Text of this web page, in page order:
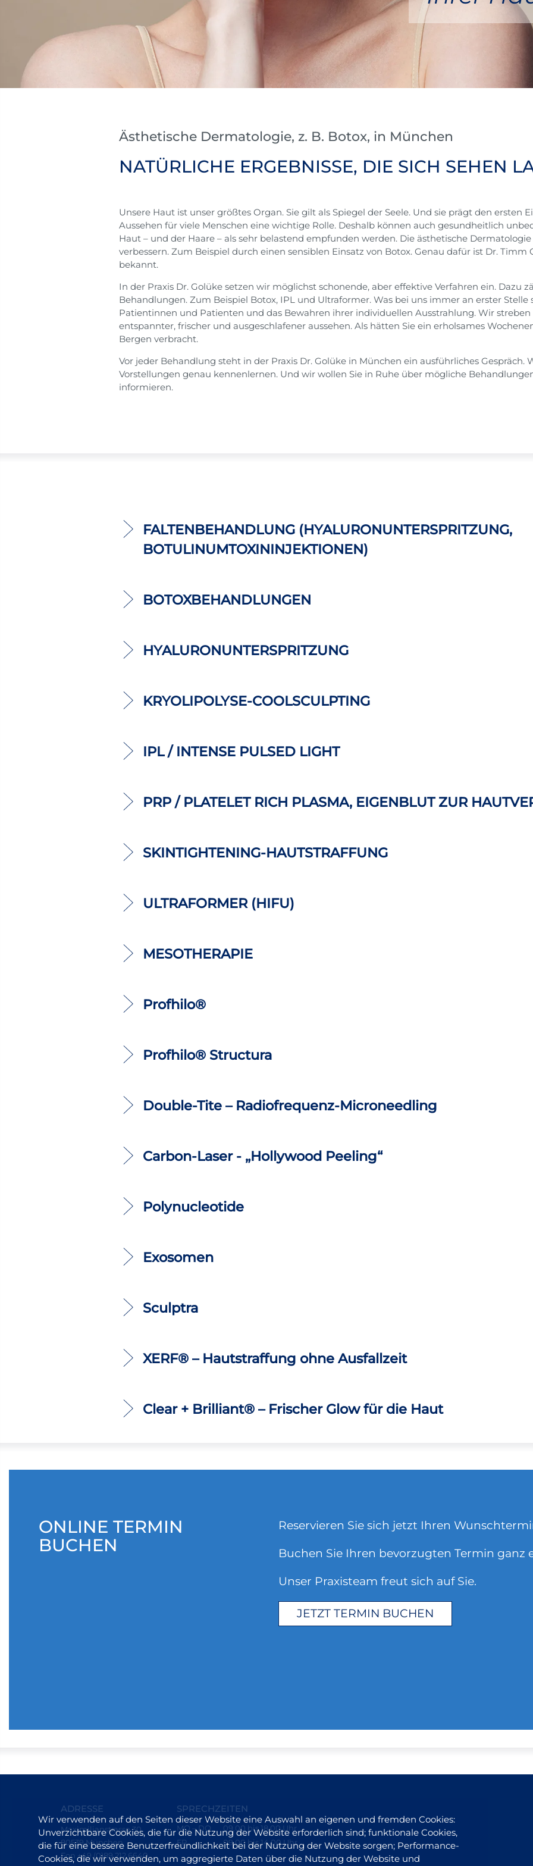
Ästhetische Dermatologie, z. B. Botox, in München
NATÜRLICHE ERGEBNISSE, DIE SICH SEHEN
Unsere Haut ist unser größtes Organ. Sie gilt als Spiegel der Seele. Und sie prägt den ersten
Aussehen für viele Menschen eine wichtige Rolle. Deshalb können auch gesundheitlich
Haut – und der Haare – als sehr belastend empfunden werden. Die ästhetische
verbessern. Zum Beispiel durch einen sensiblen Einsatz von Botox. Genau dafür ist Dr.
bekannt.
In der Praxis Dr. Golüke setzen wir möglichst schonende, aber effektive Verfahren ein. Dazu
Behandlungen. Zum Beispiel Botox, IPL und Ultraformer. Was bei uns immer an erster Stelle
Patientinnen und Patienten und das Bewahren ihrer individuellen Ausstrahlung. Wir streben
entspannter, frischer und ausgeschlafener aussehen. Als hätten Sie ein erholsames
Bergen verbracht.
Vor jeder Behandlung steht in der Praxis Dr. Golüke in München ein ausführliches
Vorstellungen genau kennenlernen. Und wir wollen Sie in Ruhe über mögliche
informieren.
FALTENBEHANDLUNG (HYALURONUNTERSPRITZUNG,
BOTULINUMTOXININJEKTIONEN)
BOTOXBEHANDLUNGEN
HYALURONUNTERSPRITZUNG
KRYOLIPOLYSE-COOLSCULPTING
IPL / INTENSE PULSED LIGHT
PRP / PLATELET RICH PLASMA, EIGENBLUT ZUR
SKINTIGHTENING-HAUTSTRAFFUNG
ULTRAFORMER (HIFU)
MESOTHERAPIE
Profhilo®
Profhilo® Structura
Double-Tite – Radiofrequenz-Microneedling
Carbon-Laser - „Hollywood Peeling“
Polynucleotide
Exosomen
Sculptra
XERF® – Hautstraffung ohne Ausfallzeit
Clear + Brilliant® – Frischer Glow für die Haut
ONLINE TERMIN
BUCHEN
Reservieren Sie sich jetzt Ihren
Buchen Sie Ihren bevorzugten Termin ganz
Unser Praxisteam freut sich auf Sie.
JETZT TERMIN BUCHEN
ADRESSE
Maximilianstrasse 30
80539 München
Fon +49 (0)89 212 6640
SPRECHZEITEN
MO – DO
09.00 bis 18.00 Uhr
FR
09.00 bis 14.00 Uhr
Wir verwenden auf den Seiten dieser Website eine Auswahl an eigenen und fremden Cookies:
Unverzichtbare Cookies, die für die Nutzung der Website erforderlich sind; funktionale Cookies,
die für eine bessere Benutzerfreundlichkeit bei der Nutzung der Website sorgen; Performance-
Cookies, die wir verwenden, um aggregierte Daten über die Nutzung der Website und